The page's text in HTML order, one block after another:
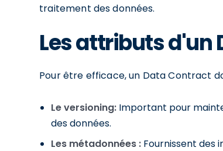
traitement des données.
Les attributs d'un
Pour être efficace, un Data Contract
Le versioning: Important pour
des données.
Les métadonnées : Fournissent des